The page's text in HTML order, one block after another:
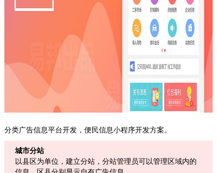
分类广告信息平台开发，便民信息小程序开发方案。
城市分站
以县区为单位，建立分站，分站管理员可以管理区域内的